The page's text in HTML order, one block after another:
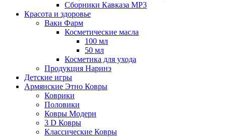
Сборники Кавказа MP3
Красота и здоровье
Ваки Фарм
Косметические масла
100 мл
50 мл
Косметика для ухода
Продукция Наринэ
Детские игры
Армянские Этно Ковры
Коврики
Половики
Ковры Модерн
3 D Ковры
Классические Ковры